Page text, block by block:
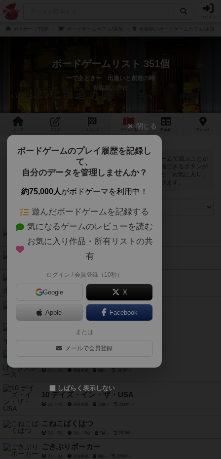
ログイン
ボードゲームリスト 351個
〜であとき〜 出逢いと創造の時
青森県八戸市
ブログ イベント ゲーム 一覧 料金 表 アクセス
〜であとき〜 出逢いと創造の時では
個のボードゲームで遊ぶことが
できます。ログインすると自分のマイボードゲームに登録できるボタンが
表示されます。また、マイボードゲームの「興味あり」と「お気に入り」
に該当するボードゲームがピックアップされるようになります。
コリドール ミニ
2人～4人 15分前後 8歳～ 1997年～
クソリプかるた
ストライクエアーホッケー
5歳～
バックギャモン
2人用 -3000年～
ブロックス トライゴン
1973年～
10 デイズ・イン・ザ・USA
2人～4人 30分前後 2003年～
こねこばくはつ
2人～5人 2分～15分 7歳～ 2015年～
ごきぶりポーカー
2人～6人 20分前後 2004年～
閉じる
ボードゲームのプレイ履歴を記録し
て、
自分のデータを管理しませんか？
約75,000人がボドゲーマを利用中！
遊んだボードゲームを記録する
気になるゲームのレビューを読む
お気に入り作品・所有リストの共
有
ログイン / 会員登録（10秒）
Google X
Apple Facebook
または
メールで会員登録
しばらく表示しない